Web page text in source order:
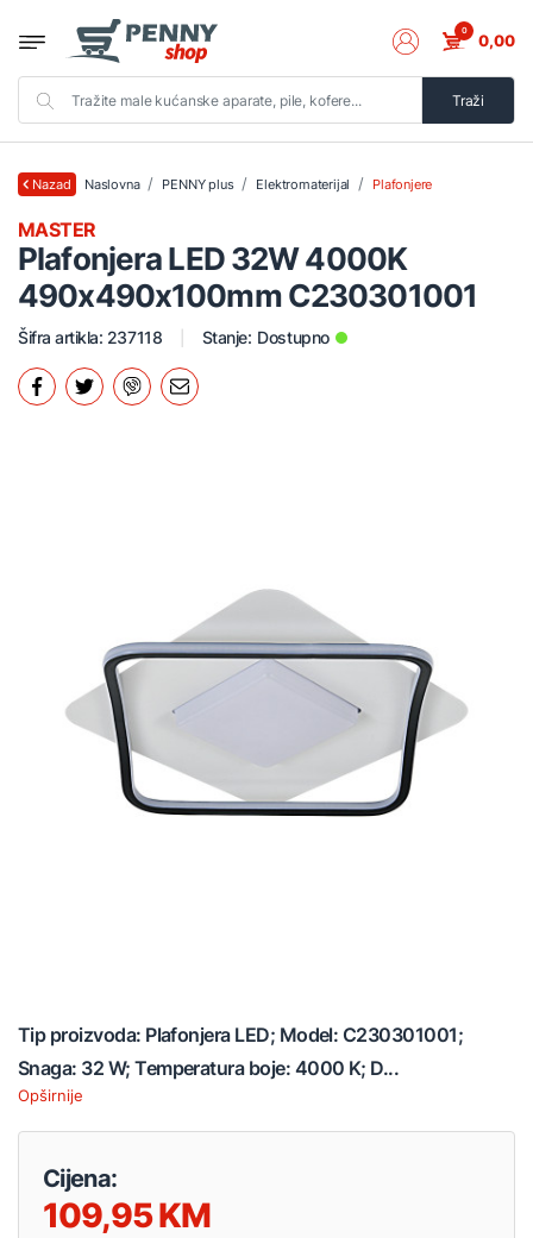
Traži
0 0,00
Nazad Naslovna PENNY plus Elektromaterijal Plafonjere
Plafonjera LED 32W 4000K
490x490x100mm C230301001
MASTER
Šifra artikla: 237118 Stanje: Dostupno
Tip proizvoda: Plafonjera LED; Model: C230301001;
Snaga: 32 W; Temperatura boje: 4000 K; D...
Opširnije
Cijena:
109,95